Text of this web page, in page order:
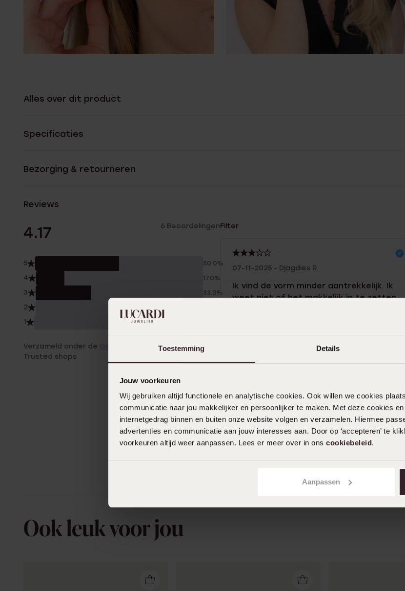
Toestemming Details
Jouw voorkeuren
Wij gebruiken altijd functionele en analytische cookies. Ook willen we cookies
communicatie naar jou makkelijker en persoonlijker te maken. Met deze cookies
internetgedrag binnen en buiten onze website volgen en verzamelen. Hiermee
advertenties en communicatie aan jouw interesses aan. Door op ‘accepteren’ te
voorkeuren altijd weer aanpassen. Lees er meer over in ons cookiebeleid.
Aanpassen
Alles over dit product
Specificaties
Bezorging & retourneren
Reviews
4.17 6 Beoordelingen
5 50.0%
4 17.0%
3 33.0%
2
1
Verzameld onder de Gebruiksvoorwaardenvan
Trusted shops
Filter
07-11-2025 - Djagdies R.
Ik vind de vorm minder aantrekkelijk. Ik
weet niet of het makkelijk in te zetten
Zeer goed geholpen op mijn verjaardag
was het zelfs,mocht mooie oorbellen
uitzoeken van mijn moeder, heel blij mee!
Ook leuk voor jou